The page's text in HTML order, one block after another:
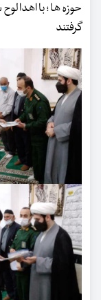
حوزه ها ؛ با اهدا
گرفتند